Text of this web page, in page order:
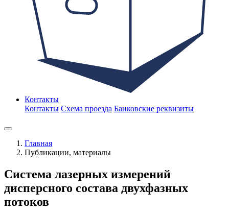
Контакты
Контакты Схема проезда Банковские реквизиты
Главная
Публикации, материалы
Система лазерных измерений
дисперсного состава двухфазных
потоков